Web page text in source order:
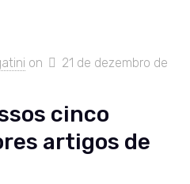
on
21 de dezembro de
cinco
artigos de